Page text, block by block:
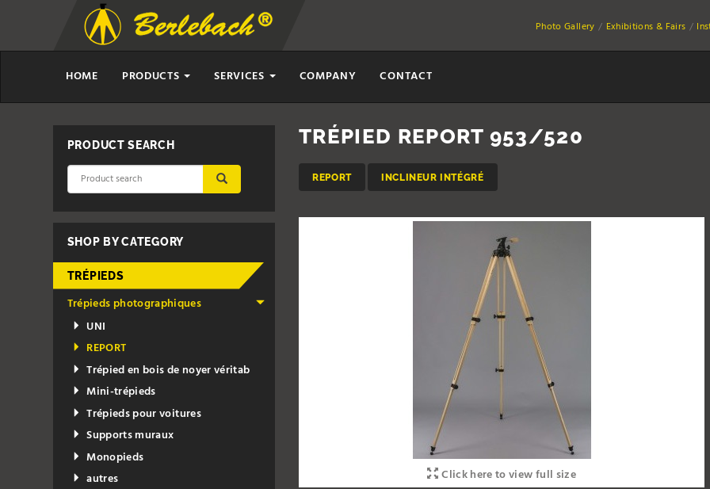
Photo Gallery Exhibitions & Fairs
HOME PRODUCTS SERVICES COMPANY CONTACT
TRÉPIED REPORT 953/520
REPORT INCLINEUR INTÉGRÉ
Click here to view full size
PRODUCT SEARCH
SHOP BY CATEGORY
TRÉPIEDS
Trépieds photographiques
UNI
REPORT
Trépied en bois de noyer véritab
Mini-trépieds
Trépieds pour voitures
Supports muraux
Monopieds
autres